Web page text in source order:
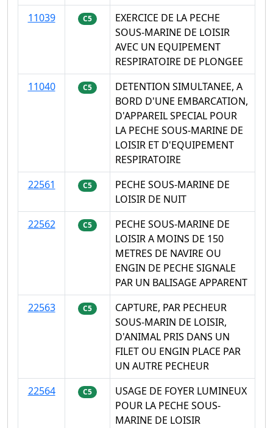
11039
C5
EXERCICE DE LA PECHE
SOUS-MARINE DE LOISIR
AVEC UN EQUIPEMENT
RESPIRATOIRE DE PLONGEE
11040
C5
DETENTION SIMULTANEE, A
BORD D'UNE EMBARCATION,
D'APPAREIL SPECIAL POUR
LA PECHE SOUS-MARINE DE
LOISIR ET D'EQUIPEMENT
RESPIRATOIRE
22561
C5
PECHE SOUS-MARINE DE
LOISIR DE NUIT
22562
C5
PECHE SOUS-MARINE DE
LOISIR A MOINS DE 150
METRES DE NAVIRE OU
ENGIN DE PECHE SIGNALE
PAR UN BALISAGE APPARENT
22563
C5
CAPTURE, PAR PECHEUR
SOUS-MARIN DE LOISIR,
D'ANIMAL PRIS DANS UN
FILET OU ENGIN PLACE PAR
UN AUTRE PECHEUR
22564
C5
USAGE DE FOYER LUMINEUX
POUR LA PECHE SOUS-
MARINE DE LOISIR